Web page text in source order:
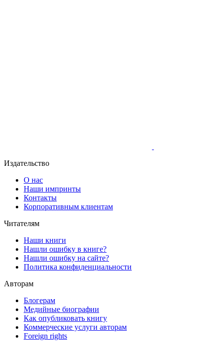
Издательство
О нас
Наши импринты
Контакты
Корпоративным клиентам
Читателям
Наши книги
Нашли ошибку в книге?
Нашли ошибку на сайте?
Политика конфиденциальности
Авторам
Блогерам
Медийные биографии
Как опубликовать книгу
Коммерческие услуги авторам
Foreign rights